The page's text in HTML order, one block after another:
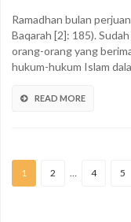
Ramadhan bulan
Baqarah [2]: 185).
orang-orang yang
hukum-hukum Islam
READ MORE
1 2 … 4 5